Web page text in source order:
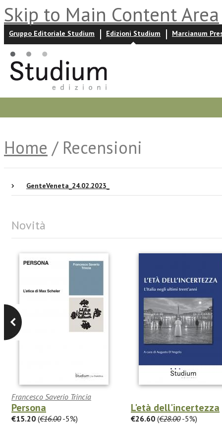
Skip to Main Content Area
Gruppo Editoriale Studium Edizioni Studium Marcianum
Home / Recensioni
GenteVeneta_24.02.2023_
Novità
Francesco Saverio Trincia
Persona
€15.20 (€16.00-5%)
L'età dell'incertezza
€26.60 (€28.00-5%)